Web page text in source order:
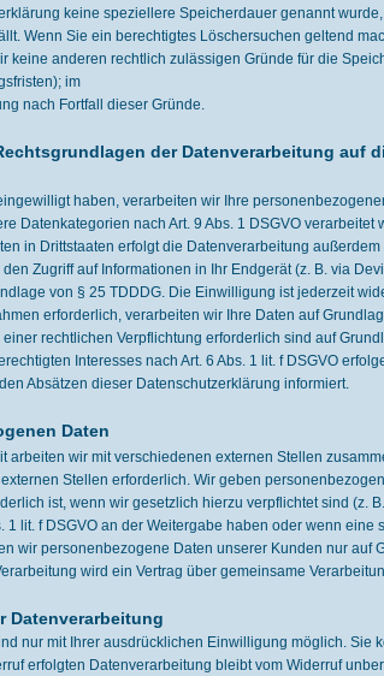
keine speziellere Speicherdauer genannt
Wenn Sie ein berechtigtes Löschersuchen geltend
keine anderen rechtlich zulässigen Gründe für die
im
nach Fortfall dieser Gründe.
der Datenverarbeitung auf
haben, verarbeiten wir Ihre
Datenkategorien nach Art. 9 Abs. 1 DSGVO
in Drittstaaten erfolgt die Datenverarbeitung
Zugriff auf Informationen in Ihr Endgerät (z. B. via
von § 25 TDDDG. Die Einwilligung ist jederzeit
erforderlich, verarbeiten wir Ihre Daten auf
rechtlichen Verpflichtung erforderlich sind auf
Interesses nach Art. 6 Abs. 1 lit. f DSGVO
Absätzen dieser Datenschutzerklärung informiert.
Daten
arbeiten wir mit verschiedenen externen Stellen
Stellen erforderlich. Wir geben
ist, wenn wir gesetzlich hierzu verpflichtet sind (z.
1 lit. f DSGVO an der Weitergabe haben oder wenn
wir personenbezogene Daten unserer Kunden nur auf
wird ein Vertrag über gemeinsame
Datenverarbeitung
nur mit Ihrer ausdrücklichen Einwilligung möglich.
erfolgten Datenverarbeitung bleibt vom Widerruf